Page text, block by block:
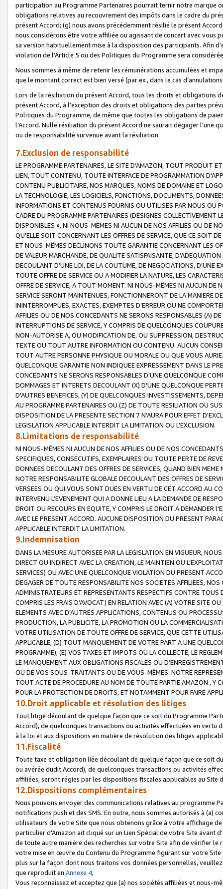
participation au Programme Partenaires pourrait ternir notre marque
obligations relatives au recouvrement des impôts dans le cadre du
présent Accord; (g) nous avons précédemment résilié le présent
nous considérons être votre affiliée ou agissant de concert avec vous
sa version habituellement mise à la disposition des participants. Afin
violation de l’Article 5 ou des Politiques du Programme sera
Nous sommes à même de retenir les rémunérations accumulées et
que le montant correct est bien versé (par ex., dans le cas
Lors de la résiliation du présent Accord, tous les droits et obligations
présent Accord, à l’exception des droits et obligations des parties
Politiques du Programme, de même que toutes les obligations de
l’Accord. Nulle résiliation du présent Accord ne saurait dégager l'une
ou de responsabilité survenue avant la résiliation.
7.Exclusion de responsabilité
LE PROGRAMME PARTENAIRES, LE SITE D’AMAZON, TOUT PRODUIT
LIEN, TOUT CONTENU, TOUTE INTERFACE DE PROGRAMMATION
CONTENU PUBLICITAIRE, NOS MARQUES, NOMS DE DOMAINE ET
LA TECHNOLOGIE, LES LOGICIELS, FONCTIONS, DOCUMENTS,
INFORMATIONS ET CONTENUS FOURNIS OU UTILISES PAR NOUS OU
CADRE DU PROGRAMME PARTENAIRES (DESIGNES COLLECTIVEMENT
DISPONIBLES ». NI NOUS-MEMES NI AUCUN DE NOS AFFILIES OU DE
QU’ELLE SOIT CONCERNANT LES OFFRES DE SERVICE, QUE CE SOIT
ET NOUS-MÊMES DECLINONS TOUTE GARANTIE CONCERNANT LES
DE VALEUR MARCHANDE, DE QUALITE SATISFAISANTE,
DECOULANT D’UNE LOI, DE LA COUTUME, DE NEGOCIATIONS, D’UNE
TOUTE OFFRE DE SERVICE OU A MODIFIER LA NATURE, LES
OFFRE DE SERVICE, A TOUT MOMENT. NI NOUS-MÊMES NI AUCUN DE
SERVICE SERONT MAINTENUES, FONCTIONNERONT DE LA MANIERE
ININTERROMPUES, EXACTES, EXEMPTES D’ERREUR OU NE
AFFILIES OU DE NOS CONCEDANTS NE SERONS RESPONSABLES (A)
INTERRUPTIONS DE SERVICE, Y COMPRIS DE QUELCONQUES
NON-AUTORISE A, OU MODIFICATION DE, OU SUPPRESSION,
TEXTE OU TOUT AUTRE INFORMATION OU CONTENU. AUCUN
TOUT AUTRE PERSONNE PHYSIQUE OU MORALE OU QUE VOUS
QUELCONQUE GARANTIE NON INDIQUEE EXPRESSEMENT DANS LE
CONCEDANTS NE SERONS RESPONSABLES D’UNE QUELCONQUE
DOMMAGES ET INTERETS DECOULANT (X) D'UNE QUELCONQUE
D'AUTRES BENEFICES, (Y) DE QUELCONQUES INVESTISSEMENTS,
AU PROGRAMME PARTENAIRES OU (Z) DE TOUTE RESILIATION OU
DISPOSITION DE LA PRESENTE SECTION 7 N'AURA POUR EFFET
LEGISLATION APPLICABLE INTERDIT LA LIMITATION OU L’EXCLUSION.
8.Limitations de responsabilité
NI NOUS-MÊMES NI AUCUN DE NOS AFFILIES OU DE NOS
SPECIFIQUES, CONSECUTIFS, EXEMPLAIRES OU TOUTE PERTE DE
DONNEES DECOULANT DES OFFRES DE SERVICES, QUAND BIEN
NOTRE RESPONSABILITE GLOBALE DECOULANT DES OFFRES DE
VERSEES OU QUI VOUS SONT DUES EN VERTU DE CET ACCORD AU
INTERVENU L’EVENEMENT QUI A DONNE LIEU A LA DEMANDE DE
DROIT OU RECOURS EN EQUITE, Y COMPRIS LE DROIT A DEMANDER
AVEC LE PRESENT ACCORD. AUCUNE DISPOSITION DU PRESENT
APPLICABLE INTERDIT LA LIMITATION.
9.Indemnisation
DANS LA MESURE AUTORISEE PAR LA LEGISLATION EN VIGUEUR,
DIRECT OU INDIRECT AVEC LA CREATION, LE MAINTIEN OU
SERVICES) OU AVEC UNE QUELCONQUE VIOLATION DU PRESENT
DEGAGER DE TOUTE RESPONSABILITE NOS SOCIETES AFFILIEES,
ADMINISTRATEURS ET REPRESENTANTS RESPECTIFS CONTRE
COMPRIS LES FRAIS D’AVOCAT) EN RELATION AVEC (A) VOTRE SITE
ELEMENTS AVEC D’AUTRES APPLICATIONS, CONTENUS OU
PRODUCTION, LA PUBLICITE, LA PROMOTION OU LA
VOTRE UTILISATION DE TOUTE OFFRE DE SERVICE, QUE CETTE
APPLICABLE, (D) TOUT MANQUEMENT DE VOTRE PART A UNE
PROGRAMME), (E) VOS TAXES ET IMPOTS OU LA COLLECTE, LE
LE MANQUEMENT AUX OBLIGATIONS FISCALES OU
OU DE VOS SOUS-TRAITANTS OU DE VOUS-MÊMES. NOTRE
TOUT ACTE DE PROCEDURE AU NOM DE TOUTE PARTIE AMAZON , Y
POUR LA PROTECTION DE DROITS, ET NOTAMMENT POUR FAIRE
10.Droit applicable et résolution des litiges
Tout litige découlant de quelque façon que ce soit du Programme
Accord), de quelconques transactions ou activités effectuées en vertu
à la loi et aux dispositions en matière de résolution des litiges
11.Fiscalité
Toute taxe et obligation liée découlant de quelque façon que ce soit
ou avérée dudit Accord), de quelconques transactions ou activités
affiliées, seront régies par les dispositions fiscales applicables au Site
12.Dispositions complémentaires
Nous pouvons envoyer des communications relatives au programme
notifications push et des SMS. En outre, nous sommes autorisés à
utilisateurs de votre Site que nous obtenons grâce à votre affichage
particulier d'Amazon ait cliqué sur un Lien Spécial de votre Site avant
de toute autre manière des recherches sur votre Site afin de vérifier
votre mise en œuvre du Contenu du Programme figurant sur votre
plus sur la façon dont nous traitons vos données personnelles,
que reproduit en Annexe 4,
Vous reconnaissez et acceptez que (a) nos sociétés affiliées et nous-